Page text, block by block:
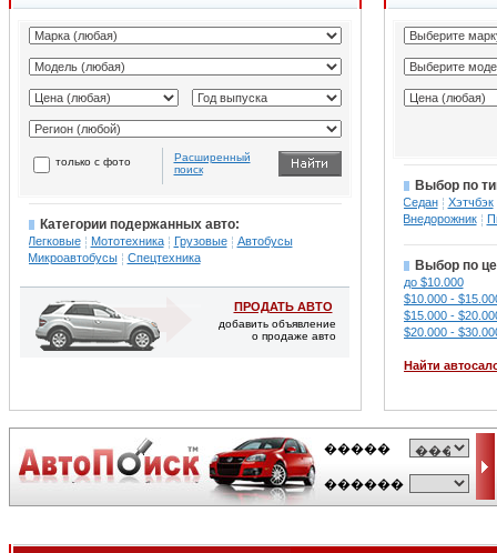
только с фото
Расширенный
поиск
Категории подержанных авто:
Легковые Мототехника Грузовые
Автобусы
Микроавтобусы
Спецтехника
ПРОДАТЬ АВТО
добавить объявление
о продаже авто
Выбор по
Седан
Хэтчбэк
Внедорожник
Выбор по
до $10.000
$10.000 -
$15.000 -
$20.000 -
Найти